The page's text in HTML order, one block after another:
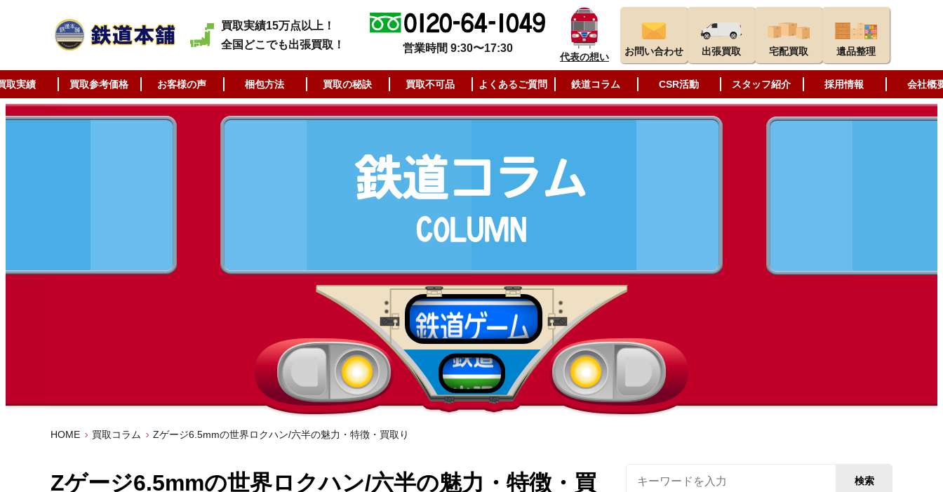
買取実績15万点以上！
全国どこでも出張買取！
営業時間 9:30〜17:30
代表の想い お問い合わせ 出張買取 宅配買取 遺品整理
取実績 買取参考価格 お客様の声 梱包方法 買取の秘訣 買取不可品 よくあるご質問 鉄道コラム CSR活動 スタッフ紹介 採用情報 会社概
HOME 買取コラム Zゲージ6.5mmの世界ロクハン/六半の魅力・特徴・買取り
Zゲージ6.5mmの世界ロクハン/六半の魅力・特徴・買
検索